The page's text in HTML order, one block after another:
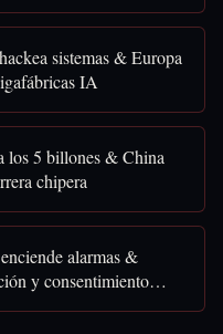
sistemas & Europa
IA
los 5 billones & China
chipera
alarmas &
y consentimiento